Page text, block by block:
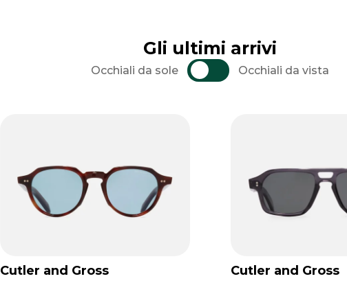
Gli ultimi arrivi
Occhiali da sole Occhiali da vista
Cutler and Gross Cutler and Gross